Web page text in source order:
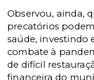
Observou, ainda,
precatórios
saúde, investindo
combate à
de difícil
financeira do